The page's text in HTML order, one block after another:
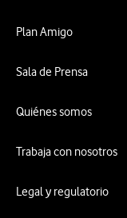
Plan Amigo
Sala de Prensa
Quiénes somos
Trabaja con nosotros
Legal y regulatorio